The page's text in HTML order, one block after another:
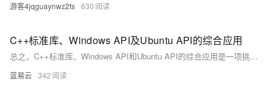
游客4jqguaynwz2fs 630
C++标准库、Windows API及Ubuntu API的综合应用
总之，C++标准库、Windows API和Ubuntu API的综合应用是一项挑战性较大的任务，需要开发者具备跨平台编程的深入知识和丰富经验。通过合理的架构设计和有效的工具选择，可以在不同的操作系统平台上高效地开发和部署应用程序。
蓝易云 342